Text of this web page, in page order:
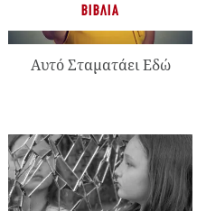
ΒΙΒΛΊΑ
Αυτό Σταματάει Εδώ